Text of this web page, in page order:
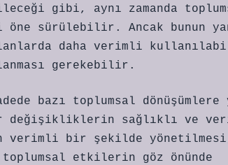
gibi, aynı zamanda
sürülebilir. Ancak bunun
daha verimli
gerekebilir.
bazı toplumsal dönüşümlere
değişikliklerin sağlıklı ve
verimli bir şekilde
etkilerin göz önünde